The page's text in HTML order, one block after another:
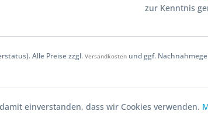
zur Kenntnis
Alle Preise zzgl. Versandkosten und ggf.
Broeneinverstanden, dass wir Cookies verwenden.